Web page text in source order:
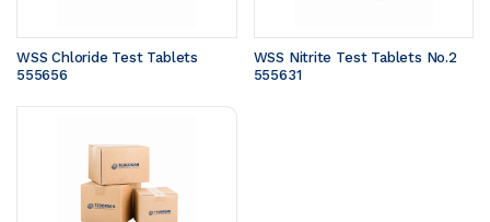
WSS Chloride Test Tablets
555656
WSS Nitrite Test Tablets No.2
555631